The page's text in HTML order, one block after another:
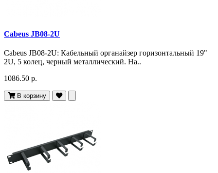
Cabeus JB08-2U
Cabeus JB08-2U: Кабельный органайзер горизонтальный 19"
2U, 5 колец, черный металлический. На..
1086.50 р.
В корзину